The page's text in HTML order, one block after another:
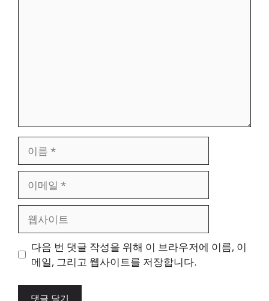
일
트
다음 번 댓글 작성을 위해 이 브라우저에 이름, 이
메일, 그리고 웹사이트를 저장합니다.